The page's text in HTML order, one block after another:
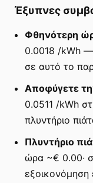
Έξυπνες
Φθηνότερη
0.0018 /kWh —
σε αυτό το
Αποφύγετε
0.0511 /kWh
πλυντήριο
Πλυντήριο
ώρα ~€ 0.00·
εξοικονόμηση